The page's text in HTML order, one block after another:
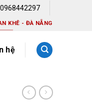
0968442297
KHÊ - ĐÀ NẴNG
hệ